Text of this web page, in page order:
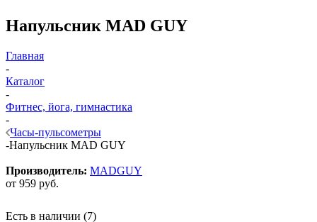
Напульсник MAD GUY
Главная
-
Каталог
-
Фитнес, йога, гимнастика
-
Часы-пульсометры
-Напульсник MAD GUY
Производитель: MADGUY
от 959 руб.
Есть в наличии (7)